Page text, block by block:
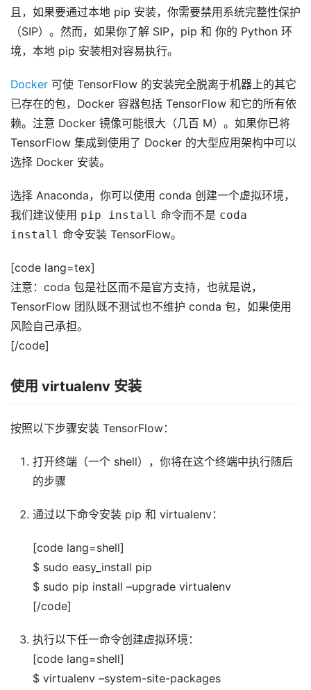
且，如果要通过本地 pip 安装，你需要禁用系统完整性保护
（SIP）。然而，如果你了解 SIP，pip 和 你的 Python 环
境，本地 pip 安装相对容易执行。
Docker 可使 TensorFlow 的安装完全脱离于机器上的其它
已存在的包，Docker 容器包括 TensorFlow 和它的所有依
赖。注意 Docker 镜像可能很大（几百 M）。如果你已将
TensorFlow 集成到使用了 Docker 的大型应用架构中可以
选择 Docker 安装。
选择 Anaconda，你可以使用 conda 创建一个虚拟环境，
我们建议使用 pip install 命令而不是 coda
install 命令安装 TensorFlow。
[code lang=tex]
注意：coda 包是社区而不是官方支持，也就是说，
TensorFlow 团队既不测试也不维护 conda 包，如果使用
风险自己承担。
[/code]
使用 virtualenv 安装
按照以下步骤安装 TensorFlow：
打开终端（一个 shell），你将在这个终端中执行随后
的步骤
通过以下命令安装 pip 和 virtualenv：
[code lang=shell]
$ sudo easy_install pip
$ sudo pip install –upgrade virtualenv
[/code]
执行以下任一命令创建虚拟环境：
[code lang=shell]
$ virtualenv –system-site-packages